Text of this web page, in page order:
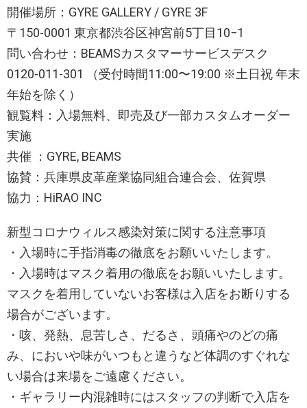
開催場所：GYRE GALLERY / GYRE 3F
〒150-0001 東京都渋谷区神宮前5丁目10−1
問い合わせ：BEAMSカスタマーサービスデスク
0120-011-301 （受付時間11:00〜19:00 ※土日祝 年末
年始を除く）
観覧料：入場無料、即売及び一部カスタムオーダー
実施
共催 ：GYRE, BEAMS
協賛：兵庫県皮革産業協同組合連合会、佐賀県
協力：HiRAO INC
新型コロナウィルス感染対策に関する注意事項
・入場時に手指消毒の徹底をお願いいたします。
・入場時はマスク着用の徹底をお願いいたします。
マスクを着用していないお客様は入店をお断りする
場合がございます。
・咳、発熱、息苦しさ、だるさ、頭痛やのどの痛
み、においや味がいつもと違うなど体調のすぐれな
い場合は来場をご遠慮ください。
・ギャラリー内混雑時にはスタッフの判断で入店を